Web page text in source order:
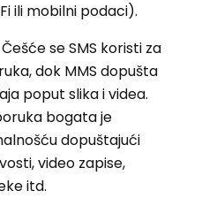
ili mobilni podaci).
Češće se SMS koristi za
dok MMS dopušta
poput slika i videa.
bogata je
dopuštajući
video zapise,
itd.